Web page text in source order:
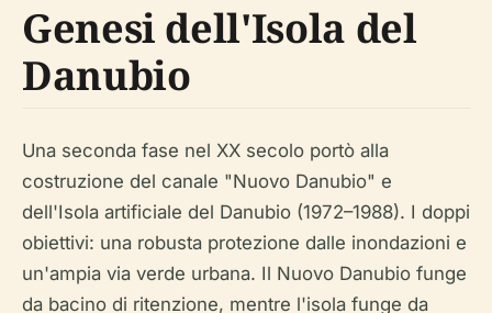
Genesi dell'Isola del
Danubio
Una seconda fase nel XX secolo portò alla
costruzione del canale "Nuovo Danubio" e
dell'Isola artificiale del Danubio (1972–1988). I doppi
obiettivi: una robusta protezione dalle inondazioni e
un'ampia via verde urbana. Il Nuovo Danubio funge
da bacino di ritenzione, mentre l'isola funge da